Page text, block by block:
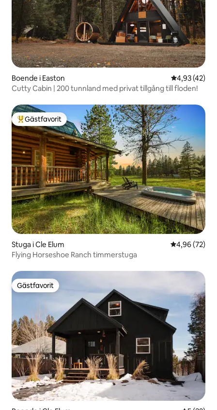
Boende i Easton 4,93 av 5 i
4,93 (42)
Cutty Cabin | 200 tunnland med privat tillgång till floden!
Populär gästfavorit
Gästfavorit
Stuga i Cle Elum 4,96 av 5 i
4,96 (72)
Flying Horseshoe Ranch timmerstuga
Gästfavorit
Gästfavorit